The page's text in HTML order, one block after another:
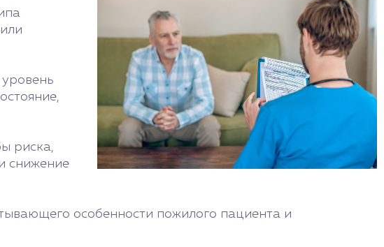
риска,
снижение
особенности пожилого пациента и